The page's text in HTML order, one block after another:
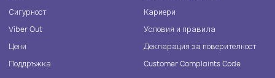
Сигурност
Viber Out
Цени
Поддръжка
Кариери
Условия и правила
Декларация за поверителност
Customer Complaints Code